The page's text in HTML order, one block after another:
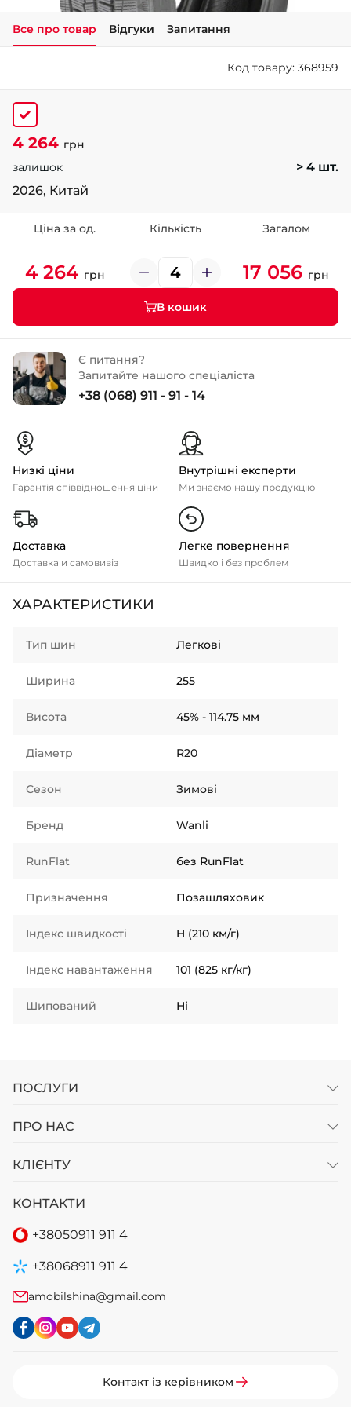
+38 (050)-911-911-2
+38 (099)-643-33-77
Все про товар Відгуки Запитання
Код товару: 368959
4 264 грн
залишок
> 4 шт.
2026, Китай
Ціна за од. Кількість Загалом
4 264 грн 17 056 грн
В кошик
Є питання?
Запитайте нашого спеціаліста
+38 (068) 911 - 91 - 14
Низкі ціни
Гарантія співвідношення ціни
Внутрішні експерти
Ми знаємо нашу продукцію
Доставка
Доставка и самовивіз
Легке повернення
Швидко і без проблем
ХАРАКТЕРИСТИКИ
Тип шин Легкові
Ширина 255
Висота 45% - 114.75 мм
Діаметр R20
Сезон Зимові
Бренд Wanli
RunFlat без RunFlat
Призначення Позашляховик
Індекс швидкості H (210 км/г)
Індекс навантаження 101 (825 кг/кг)
Шипований Ні
ПОСЛУГИ
ПРО НАС
КЛІЄНТУ
КОНТАКТИ
+38050911 911 4
+38068911 911 4
amobilshina@gmail.com
Контакт із керівником